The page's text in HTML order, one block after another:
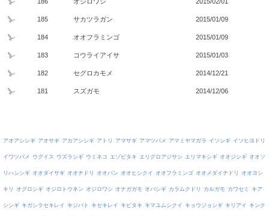
185 サカツラガン 2015/01/09
184 オオフラミンゴ 2015/01/09
183 コウライアイサ 2015/01/03
182 セグロカモメ 2014/12/21
181 スズガモ 2014/12/06
アオアシシギ アオサギ アカアシシギ アトリ アマサギ アマツバメ アマミヤマガラ イソシギ イソヒヨドリ
イワツバメ ウグイス ウズラシギ ウミネコ エゾビタキ エリグロアジサシ エリマキシギ オオジシギ オオソ
リハシシギ オオダイサギ オオチドリ オオバン オオヒシクイ オオフラミンゴ オオメダイチドリ オオヨシ
キリ オグロシギ オジロトウネン オジロワシ オナガガモ オバシギ カラムクドリ カルガモ カワセミ キア
シシギ キガシラセキレイ キジバト キセキレイ キビタキ キマユムシクイ キョウジョシギ キリアイ キンク